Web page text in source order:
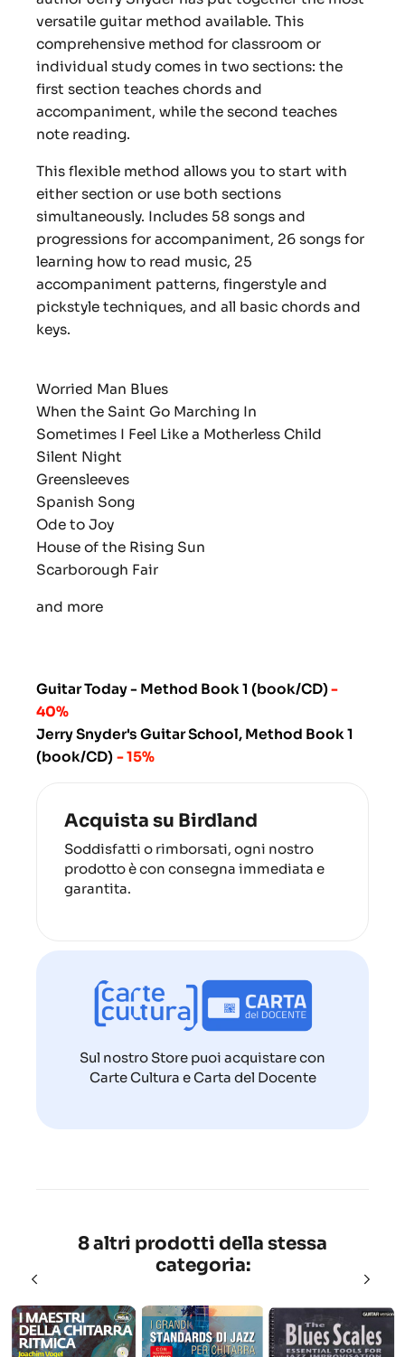
versatile guitar method available. This
comprehensive method for classroom or
individual study comes in two sections: the
first section teaches chords and
accompaniment, while the second teaches
note reading.
This flexible method allows you to start with
either section or use both sections
simultaneously. Includes 58 songs and
progressions for accompaniment, 26 songs for
learning how to read music, 25
accompaniment patterns, fingerstyle and
pickstyle techniques, and all basic chords and
keys.
Worried Man Blues
When the Saint Go Marching In
Sometimes I Feel Like a Motherless Child
Silent Night
Greensleeves
Spanish Song
Ode to Joy
House of the Rising Sun
Scarborough Fair
and more
Guitar Today - Method Book 1 (book/CD)-
40%
Jerry Snyder's Guitar School, Method Book 1
(book/CD) - 15%
Acquista su Birdland
Soddisfatti o rimborsati, ogni nostro
prodotto è con consegna immediata e
garantita.
Sul nostro Store puoi acquistare con
Carte Cultura e Carta del Docente
8 altri prodotti della stessa
categoria: